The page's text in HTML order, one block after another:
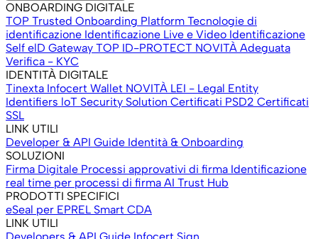
ONBOARDING DIGITALE
TOP Trusted Onboarding Platform Tecnologie di
identificazione Identificazione Live e Video Identificazione
Self elD Gateway TOP ID-PROTECT NOVITÀ Adeguata
Verifica - KYC
IDENTITÀ DIGITALE
Tinexta Infocert Wallet NOVITÀ LEI - Legal Entity
Identifiers loT Security Solution Certificati PSD2 Certificati
SSL
LINK UTILI
Developer & API Guide Identità & Onboarding
SOLUZIONI
Firma Digitale Processi approvativi di firma Identificazione
real time per processi di firma AI Trust Hub
PRODOTTI SPECIFICI
eSeal per EPREL Smart CDA
LINK UTILI